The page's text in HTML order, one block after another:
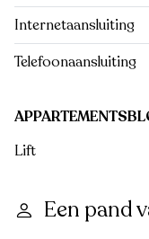
Internetaansluiting
Telefoonaansluiting
Lift
Een pand